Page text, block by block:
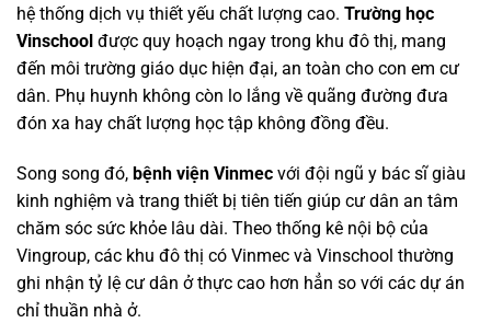
hệ thống dịch vụ thiết yếu chất lượng cao. Trường học
Vinschool được quy hoạch ngay trong khu đô thị, mang
đến môi trường giáo dục hiện đại, an toàn cho con em cư
dân. Phụ huynh không còn lo lắng về quãng đường đưa
đón xa hay chất lượng học tập không đồng đều.
Song song đó, bệnh viện Vinmec với đội ngũ y bác sĩ giàu
kinh nghiệm và trang thiết bị tiên tiến giúp cư dân an tâm
chăm sóc sức khỏe lâu dài. Theo thống kê nội bộ của
Vingroup, các khu đô thị có Vinmec và Vinschool thường
ghi nhận tỷ lệ cư dân ở thực cao hơn hẳn so với các dự án
chỉ thuần nhà ở.